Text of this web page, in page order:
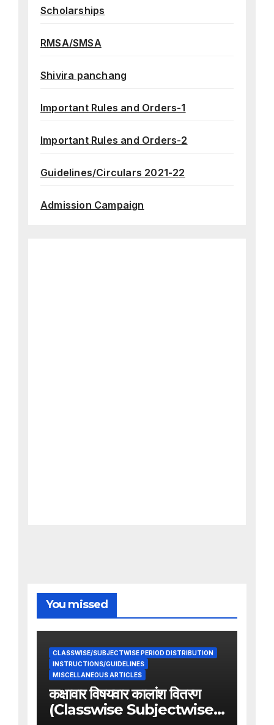
Scholarships
RMSA/SMSA
Shivira panchang
Important Rules and Orders-1
Important Rules and Orders-2
Guidelines/Circulars 2021-22
Admission Campaign
You missed
CLASSWISE/SUBJECTWISE PERIOD DISTRIBUTION
INSTRUCTIONS/GUIDELINES
MISCELLANEOUS ARTICLES
कक्षावार विषयवार कालांश वितरण
(Classwise Subjectwise